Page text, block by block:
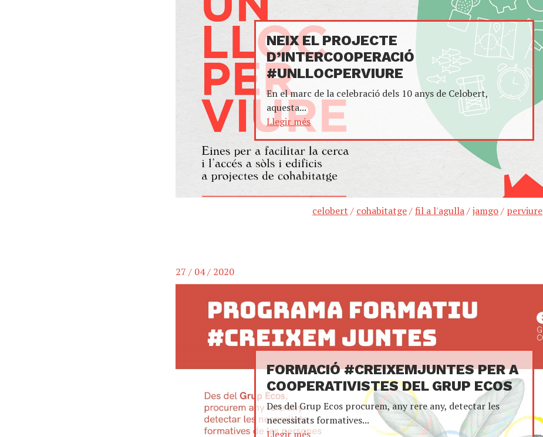
NEIX EL PROJECTE
D’INTERCOOPERACIÓ
#UNLLOCPERVIURE
En el marc de la celebració dels 10 anys de Celobert,
aquesta...
Llegir més
celobert / cohabitatge/fil a l'agulla/jamgo/ perviure
27 / 04 / 2020
FORMACIÓ #CREIXEMJUNTES PER A
COOPERATIVISTES DEL GRUP ECOS
Des del Grup Ecos procurem, any rere any, detectar les
necessitats formatives...
Llegir més